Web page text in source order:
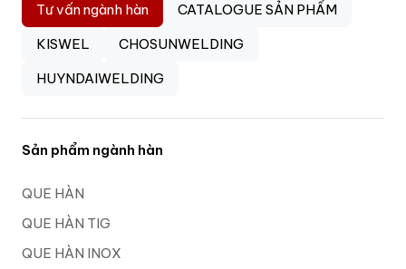
Tư vấn ngành hàn
CATALOGUE SẢN PHẨM
KISWEL
CHOSUNWELDING
HUYNDAIWELDING
Sản phẩm ngành hàn
QUE HÀN
QUE HÀN TIG
QUE HÀN INOX